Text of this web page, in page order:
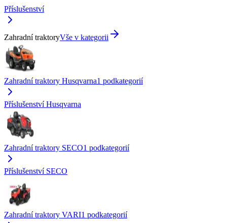
Příslušenství
Zahradní traktoryVše v kategorii
Zahradní traktory Husqvarna1 podkategorií
Příslušenství Husqvarna
Zahradní traktory SECO1 podkategorií
Příslušenství SECO
Zahradní traktory VARI1 podkategorií